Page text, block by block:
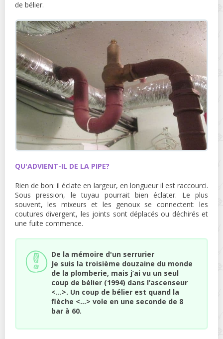
de bélier.
QU'ADVIENT-IL DE LA PIPE?
Rien de bon: il éclate en largeur, en longueur il est raccourci.
Sous pression, le tuyau pourrait bien éclater. Le plus
souvent, les mixeurs et les genoux se connectent: les
coutures divergent, les joints sont déplacés ou déchirés et
une fuite commence.
De la mémoire d'un serrurier
Je suis la troisième douzaine du monde
de la plomberie, mais j’ai vu un seul
coup de bélier (1994) dans l’ascenseur
<...>. Un coup de bélier est quand la
flèche <...> vole en une seconde de 8
bar à 60.